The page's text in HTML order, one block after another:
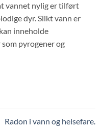
vannet nylig er tilført
dyr. Slikt vann er
inneholde
pyrogener og
Radon i vann og helsefare.